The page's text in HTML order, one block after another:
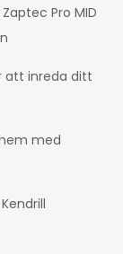
Pro MID
att inreda ditt
med